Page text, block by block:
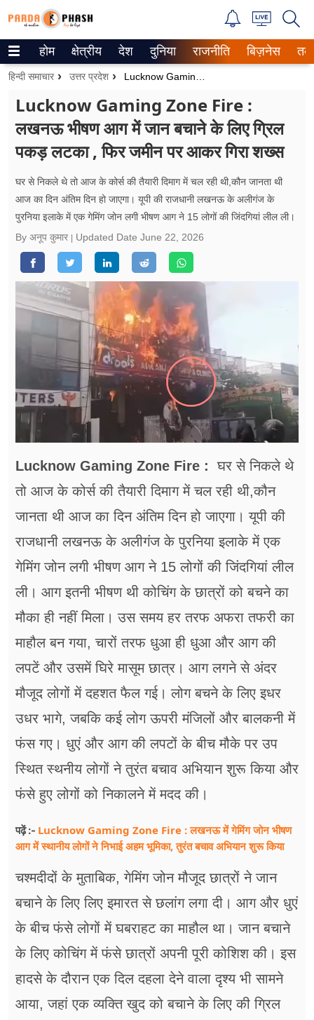
Trending on Google News
वेब स्टोरीज
उत्तर प्रदेश
वीडियो
रिलेशनशिप
जीवन मंत्रा
सेहत
जॉब्स
अन्य खबरें
होम क्षेत्रीय देश दुनिया राजनीति बिज़नेस
हिन्दी समाचार उत्तर प्रदेश
Lucknow Gaming Zone Fire :
लखनऊ भीषण आग में जान बचाने के लिए ग्रिल
पकड़ लटका , फिर जमीन पर आकर गिरा शख्स
घर से निकले थे तो आज के कोर्स की तैयारी दिमाग में चल रही थी,कौन जानता थी
आज का दिन अंतिम दिन हो जाएगा। यूपी की राजधानी लखनऊ के अलीगंज के
पुरनिया इलाके में एक गेमिंग जोन लगी भीषण आग ने 15 लोगों की जिंदगियां लील ली।
By अनूप कुमार
Updated Date June 22, 2026
Lucknow Gaming Zone Fire : घर से निकले थे
तो आज के कोर्स की तैयारी दिमाग में चल रही थी,कौन
जानता थी आज का दिन अंतिम दिन हो जाएगा। यूपी की
राजधानी लखनऊ के अलीगंज के पुरनिया इलाके में एक
गेमिंग जोन लगी भीषण आग ने 15 लोगों की जिंदगियां लील
ली। आग इतनी भीषण थी कोचिंग के छात्रों को बचने का
मौका ही नहीं मिला। उस समय हर तरफ अफरा तफरी का
माहौल बन गया, चारों तरफ धुआ ही धुआ और आग की
लपटें और उसमें घिरे मासूम छात्र। आग लगने से अंदर
मौजूद लोगों में दहशत फैल गई। लोग बचने के लिए इधर
उधर भागे, जबकि कई लोग ऊपरी मंजिलों और बालकनी में
फंस गए। धुएं और आग की लपटों के बीच मौके पर उप​
स्थित स्थनीय लोगों ने तुरंत बचाव अभियान शुरू किया और
फंसे हुए लोगों को निकालने में मदद की।
पढ़ें :- Lucknow Gaming Zone Fire : लखनऊ में गेमिंग जोन भीषण
आग में स्थानीय लोगों ने निभाई अहम भूमिका, तुरंत बचाव अभियान शुरू किया
चश्मदीदों के मुताबिक, गेमिंग जोन मौजूद छात्रों ने जान
बचाने के लिए लिए इमारत से छलांग लगा दी। आग और धुएं
के बीच फंसे लोगों में घबराहट का माहौल था। जान बचाने
के लिए कोचिंग में फंसे छात्रों अपनी पूरी कोशिश की। इस
हादसे के दौरान एक दिल दहला देने वाला दृश्य भी सामने
आया, जहां एक व्यक्ति खुद को बचाने के लिए की ग्रिल